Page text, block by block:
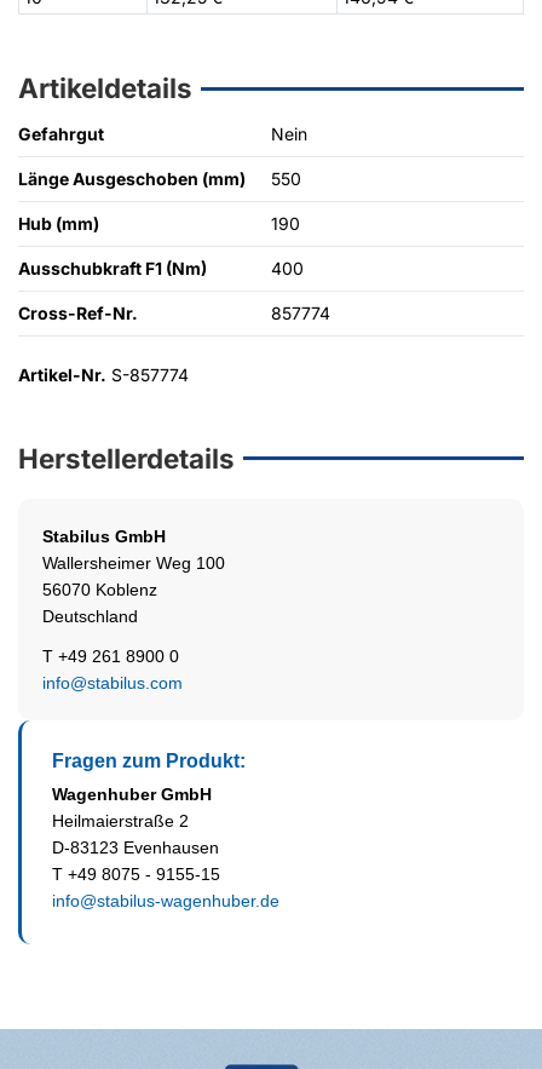
Artikeldetails
Gefahrgut Nein
Länge Ausgeschoben (mm) 550
Hub (mm) 190
Ausschubkraft F1 (Nm) 400
Cross-Ref-Nr. 857774
Artikel-Nr. S-857774
Herstellerdetails
Stabilus GmbH
Wallersheimer Weg 100
56070 Koblenz
Deutschland
T +49 261 8900 0
info@stabilus.com
Fragen zum Produkt:
Wagenhuber GmbH
Heilmaierstraße 2
D-83123 Evenhausen
T +49 8075 - 9155-15
info@stabilus-wagenhuber.de